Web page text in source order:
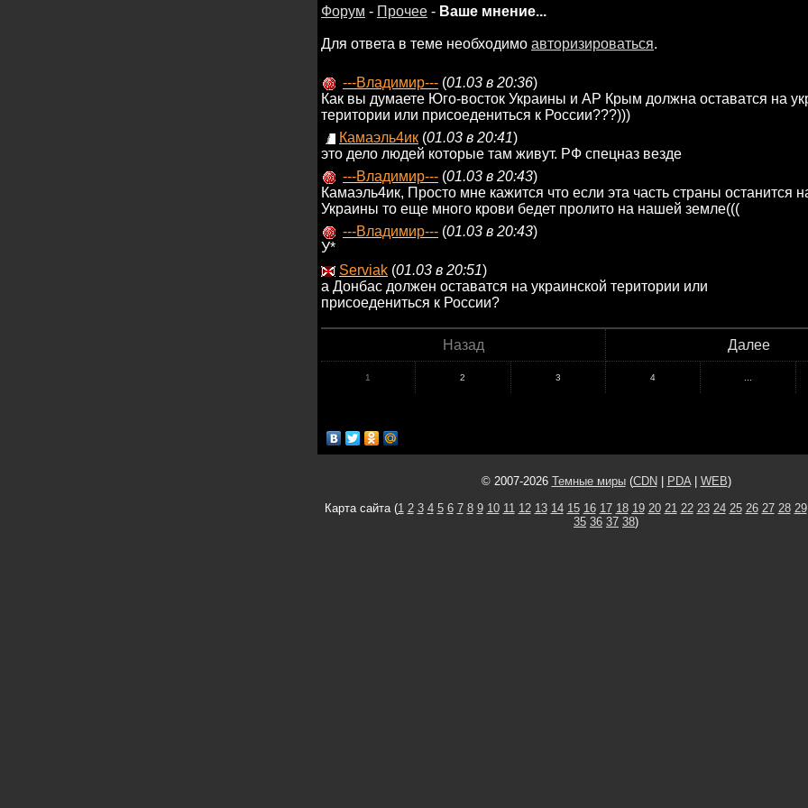
Форум - Прочее - Ваше мнение...
Для ответа в теме необходимо авторизироваться.
---Владимир--- (01.03 в 20:36)
Как вы думаете Юго-восток Украины и АР Крым должна оставатся на
територии или присоедениться к России???)))
Камаэль4ик (01.03 в 20:41)
это дело людей которые там живут. РФ спецназ везде
---Владимир--- (01.03 в 20:43)
Камаэль4ик, Просто мне кажится что если эта часть страны останится
Украины то еще много крови бедет пролито на нашей земле(((
---Владимир--- (01.03 в 20:43)
У*
Serviak (01.03 в 20:51)
а Донбас должен оставатся на украинской територии или
присоедениться к России?
Назад Далее
1 2 3 4
© 2007-2026 Темные миры(CDN PDA| WEB)
Карта сайта (1 2 3 4 5 6 7 8 9 10 11 12 13 14 15 16 17 18 19 20 21 22 23 24 25 26 27 28 29
35 36 37 38)